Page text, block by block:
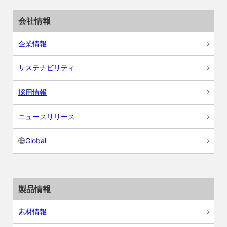
会社情報
企業情報
サステナビリティ
採用情報
ニュースリリース
Global
製品情報
素材情報